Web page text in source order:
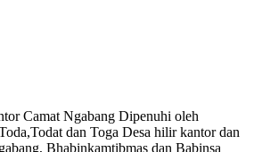
Camat Ngabang Dipenuhi oleh
dan Toga Desa hilir kantor dan
Bhabinkamtibmas dan Babinsa